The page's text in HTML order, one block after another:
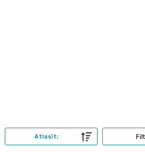
Atlasīt: